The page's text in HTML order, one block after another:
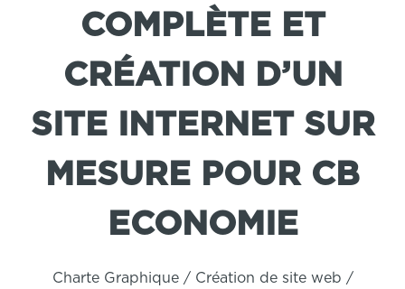
COMPLÈTE ET
CRÉATION D’UN
SITE INTERNET SUR
MESURE POUR CB
ECONOMIE
Charte Graphique / Création de site web /